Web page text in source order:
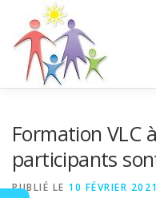
contenu
Formation VLC
participants
PUBLIÉ LE 10 FÉVRIER 2021